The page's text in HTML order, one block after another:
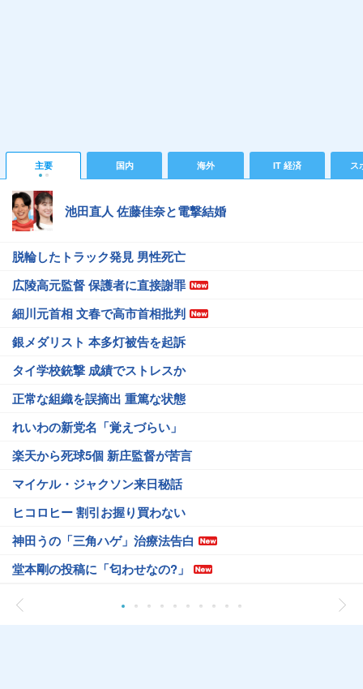
主要 国内 海外 IT 経済 ス
池田直人 佐藤佳奈と電撃結婚
脱輪したトラック発見 男性死亡
広陵高元監督 保護者に直接謝罪
細川元首相 文春で高市首相批判
銀メダリスト 本多灯被告を起訴
タイ学校銃撃 成績でストレスか
正常な組織を誤摘出 重篤な状態
れいわの新党名「覚えづらい」
楽天から死球5個 新庄監督が苦言
マイケル・ジャクソン来日秘話
ヒコロヒー 割引お握り買わない
神田うの「三角ハゲ」治療法告白
堂本剛の投稿に「匂わせなの?」